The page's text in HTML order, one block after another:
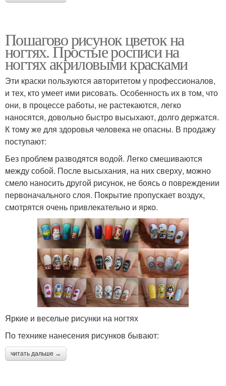
Пошагово рисунок цветок на
ногтях. Простые росписи на
ногтях акриловыми красками
Эти краски пользуются авторитетом у профессионалов,
и тех, кто умеет ими рисовать. Особенность их в том, что
они, в процессе работы, не растекаются, легко
наносятся, довольно быстро высыхают, долго держатся.
К тому же для здоровья человека не опасны. В продажу
поступают:
Без проблем разводятся водой. Легко смешиваются
между собой. После высыхания, на них сверху, можно
смело наносить другой рисунок, не боясь о повреждении
первоначального слоя. Покрытие пропускает воздух,
смотрятся очень привлекательно и ярко.
Яркие и веселые рисунки на ногтях
По технике нанесения рисунков бывают:
читать дальше →